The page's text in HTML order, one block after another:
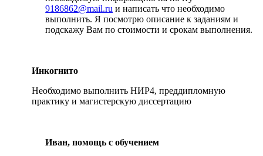
9186862@mail.ru и написать что необходимо
выполнить. Я посмотрю описание к заданиям и
подскажу Вам по стоимости и срокам выполнения.
Инкогнито
Необходимо выполнить НИР4, преддипломную
практику и магистерскую диссертацию
Иван, помощь с обучением